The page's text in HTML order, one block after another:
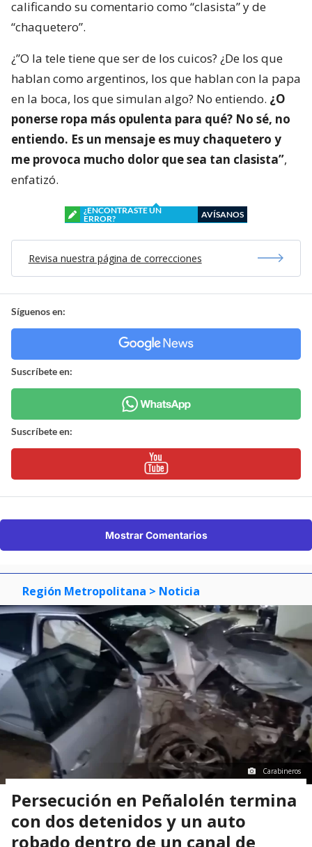
calificando su comentario como “clasista” y de
“chaquetero”.
¿”O la tele tiene que ser de los cuicos? ¿De los que
hablan como argentinos, los que hablan con la papa
en la boca, los que simulan algo? No entiendo. ¿O
ponerse ropa más opulenta para qué? No sé, no
entiendo. Es un mensaje es muy chaquetero y
me provoca mucho dolor que sea tan clasista”,
enfatizó.
¿ENCONTRASTE UN
ERROR?
AVÍSANOS
Revisa nuestra página de correcciones
Síguenos en:
Suscríbete en:
Suscríbete en:
Mostrar Comentarios
Región Metropolitana > Noticia
Carabineros
Persecución en Peñalolén termina
con dos detenidos y un auto
robado dentro de un canal de